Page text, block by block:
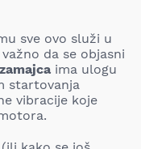
sve ovo služi u
da se objasni
ima ulogu
startovanja
vibracije koje